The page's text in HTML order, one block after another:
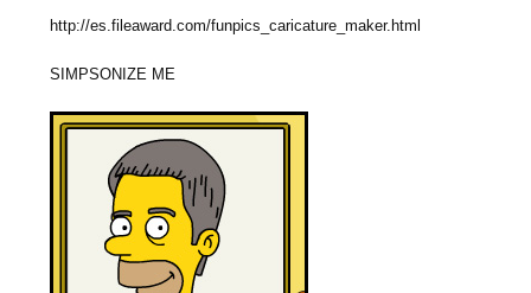
http://es.fileaward.com/funpics_caricature_maker.html
SIMPSONIZE ME